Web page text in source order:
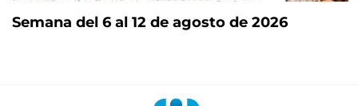
Semana del 6 al 12 de agosto de 2026